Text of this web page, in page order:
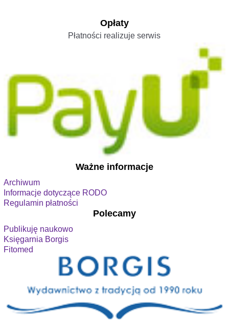
Opłaty
Płatności realizuje serwis
Ważne informacje
Archiwum
Informacje dotyczące RODO
Regulamin płatności
Polecamy
Publikuję naukowo
Księgarnia Borgis
Fitomed